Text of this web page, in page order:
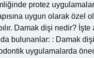
protez
uygun olarak özel
Damak dişi nedir? İşte
bulunanlar: : Damak
uygulamalarda